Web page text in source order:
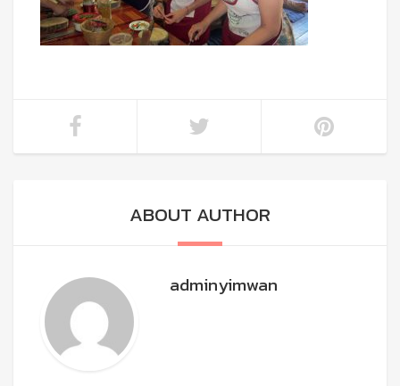
ABOUT AUTHOR
adminyimwan